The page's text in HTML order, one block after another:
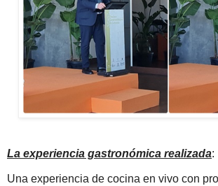
La experiencia gastronómica realizada:
Una experiencia de cocina en vivo con